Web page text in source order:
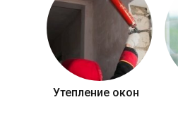
Утепление окон